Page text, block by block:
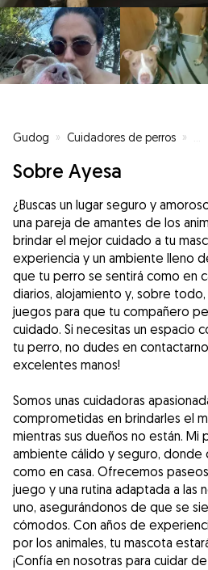
Gudog » Cuidadores de perros »
Sobre Ayesa
¿Buscas un lugar seguro y
una pareja de amantes de los
brindar el mejor cuidado a tu
experiencia y un ambiente lleno
que tu perro se sentirá como en
diarios, alojamiento y, sobre
juegos para que tu compañero
cuidado. Si necesitas un espacio
tu perro, no dudes en
excelentes manos!
Somos unas cuidadoras
comprometidas en brindarles el
mientras sus dueños no están. Mi
ambiente cálido y seguro, donde
como en casa. Ofrecemos
juego y una rutina adaptada a las
uno, asegurándonos de que se
cómodos. Con años de
por los animales, tu mascota
¡Confía en nosotras para cuidar